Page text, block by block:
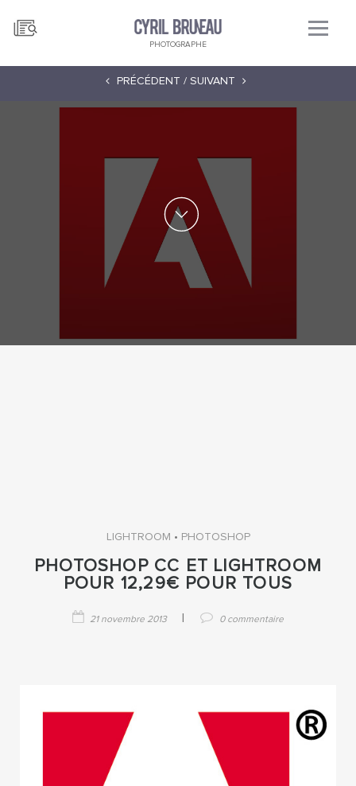
PHOTOGRAPHE
PRÉCÉDENT / SUIVANT
LIGHTROOM • PHOTOSHOP
PHOTOSHOP CC ET LIGHTROOM
POUR 12,29€ POUR TOUS
21 novembre 2013 0 commentaire